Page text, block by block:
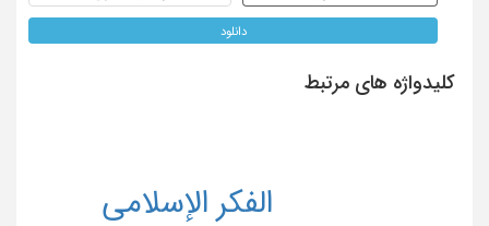
دانلود
کلیدواژه های مرتبط
الفکر الإسلامی